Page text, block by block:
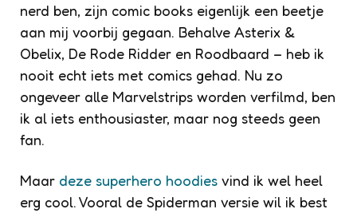
nerd ben, zijn comic books eigenlijk een beetje
aan mij voorbij gegaan. Behalve Asterix &
Obelix, De Rode Ridder en Roodbaard – heb ik
nooit echt iets met comics gehad. Nu zo
ongeveer alle Marvelstrips worden verfilmd, ben
ik al iets enthousiaster, maar nog steeds geen
fan.
Maar deze superhero hoodies vind ik wel heel
erg cool. Vooral de Spiderman versie wil ik best